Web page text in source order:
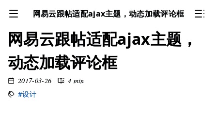
网易云跟帖适配ajax主题，动态加载评论框
网易云跟帖适配ajax主题，
动态加载评论框
2017-03-26
4 min
#设计